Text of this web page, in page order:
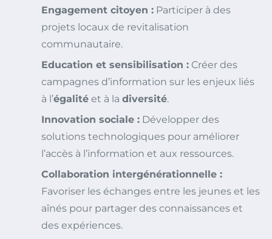
Engagement citoyen : Participer à des
projets locaux de revitalisation
communautaire.
Education et sensibilisation : Créer des
campagnes d’information sur les enjeux liés
à l’égalité et à la diversité.
Innovation sociale : Développer des
solutions technologiques pour améliorer
l’accès à l’information et aux ressources.
Collaboration intergénérationnelle :
Favoriser les échanges entre les jeunes et les
aînés pour partager des connaissances et
des expériences.